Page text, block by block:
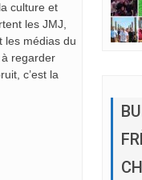
culture et
les JMJ,
les médias du
regarder
c’est la